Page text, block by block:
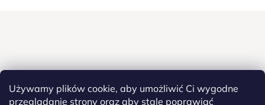
Używamy plików cookie, aby umożliwić Ci wygodne
przeglądanie strony oraz aby stale poprawiać